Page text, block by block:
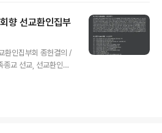
의 “한민족 사상”은
思想) (2)한민족 본원
선사상(韓民族仙思
께서 창시한 선교삼정
(仙敎) · 선교수행문화
)’의 근간이 된다. ※
향 선교환인집부
환인집부회 종헌결의 /
교 선교, 선교환인집
반포 _2021.11.7 선교